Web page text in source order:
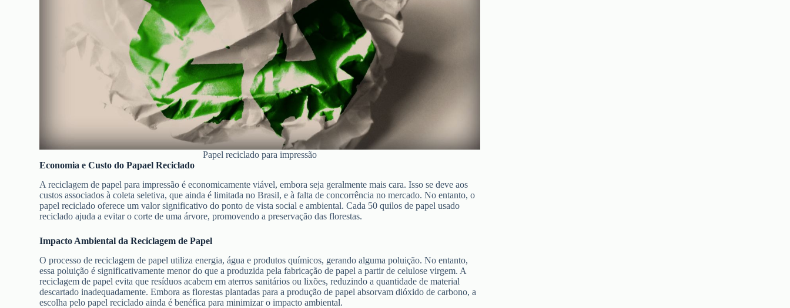
Papel reciclado para impressão
Economia e Custo do Papael Reciclado
A reciclagem de papel para impressão é economicamente viável, embora seja geralmente mais cara. Isso se deve aos
custos associados à coleta seletiva, que ainda é limitada no Brasil, e à falta de concorrência no mercado. No entanto, o
papel reciclado oferece um valor significativo do ponto de vista social e ambiental. Cada 50 quilos de papel usado
reciclado ajuda a evitar o corte de uma árvore, promovendo a preservação das florestas.
Impacto Ambiental da Reciclagem de Papel
O processo de reciclagem de papel utiliza energia, água e produtos químicos, gerando alguma poluição. No entanto,
essa poluição é significativamente menor do que a produzida pela fabricação de papel a partir de celulose virgem. A
reciclagem de papel evita que resíduos acabem em aterros sanitários ou lixões, reduzindo a quantidade de material
descartado inadequadamente. Embora as florestas plantadas para a produção de papel absorvam dióxido de carbono, a
escolha pelo papel reciclado ainda é benéfica para minimizar o impacto ambiental.